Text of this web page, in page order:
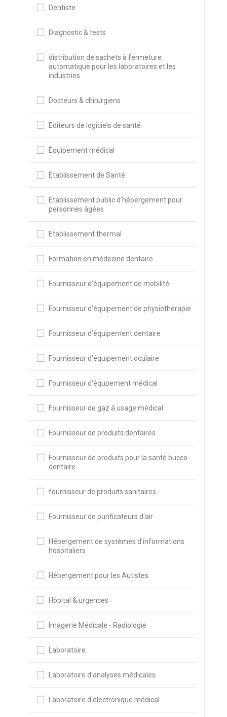
Dentiste
Diagnostic & tests
distribution de sachets à fermeture
automatique pour les laboratoires et les
industries
Docteurs & chirurgiens
Editeurs de logiciels de santé
Équipement médical
Établissement de Santé
Etablissement public d’hébergement pour
personnes âgées
Etablissement thermal
Formation en médecine dentaire
Fournisseur d'équipement de mobilité
Fournisseur d'équipement de physiothérapie
Fournisseur d'équipement dentaire
Fournisseur d'équipement oculaire
Fournisseur d'équpement médical
Fournisseur de gaz à usage médical
Fournisseur de produits dentaires
Fournisseur de produits pour la santé bucco-
dentaire
fournisseur de produits sanitaires
Fournisseur de purificateurs d'air
Hébergement de systèmes d'informations
hospitaliers
Hébergement pour les Autistes
Hôpital & urgences
Imagerie Médicale - Radiologie
Laboratoire
Laboratoire d'analyses médicales
Laboratoire d'électronique médical